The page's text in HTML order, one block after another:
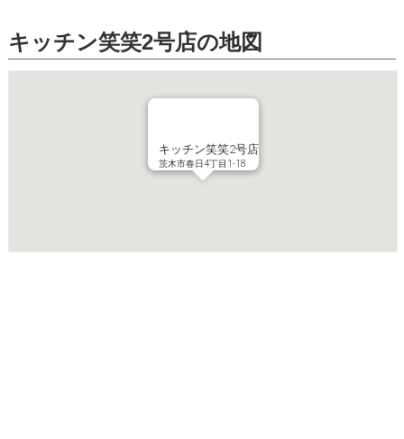
キッチン笑笑2号店の地図
キッチン笑笑2号店
茨木市春日4丁目1-18